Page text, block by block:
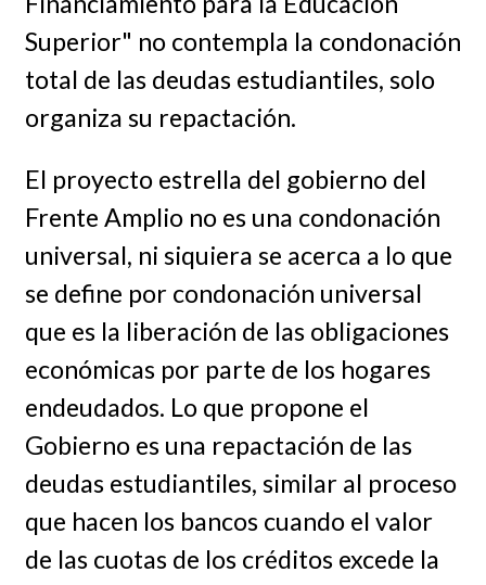
Superior" no contempla la condonación
total de las deudas estudiantiles, solo
organiza su repactación.
El proyecto estrella del gobierno del
Frente Amplio no es una condonación
universal, ni siquiera se acerca a lo que
se define por condonación universal
que es la liberación de las obligaciones
económicas por parte de los hogares
endeudados. Lo que propone el
Gobierno es una repactación de las
deudas estudiantiles, similar al proceso
que hacen los bancos cuando el valor
de las cuotas de los créditos excede la